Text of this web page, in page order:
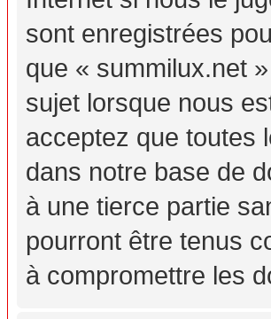
sont enregistrées
que « summilux.net
sujet lorsque nous
acceptez que toutes
dans notre base de
à une tierce partie
pourront être tenus
à compromettre les